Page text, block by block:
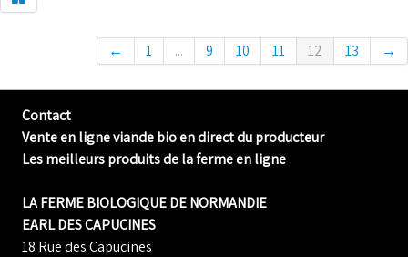
← 1 ... 9 10 11 12 13 →
Contact
Vente en ligne viande bio en direct du producteur
Les meilleurs produits de la ferme en ligne
LA FERME BIOLOGIQUE DE NORMANDIE
EARL DES CAPUCINES
18 Rue des Capucines